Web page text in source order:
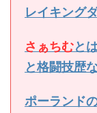
レイキング
さぁちむと
と格闘技歴
ポーランド